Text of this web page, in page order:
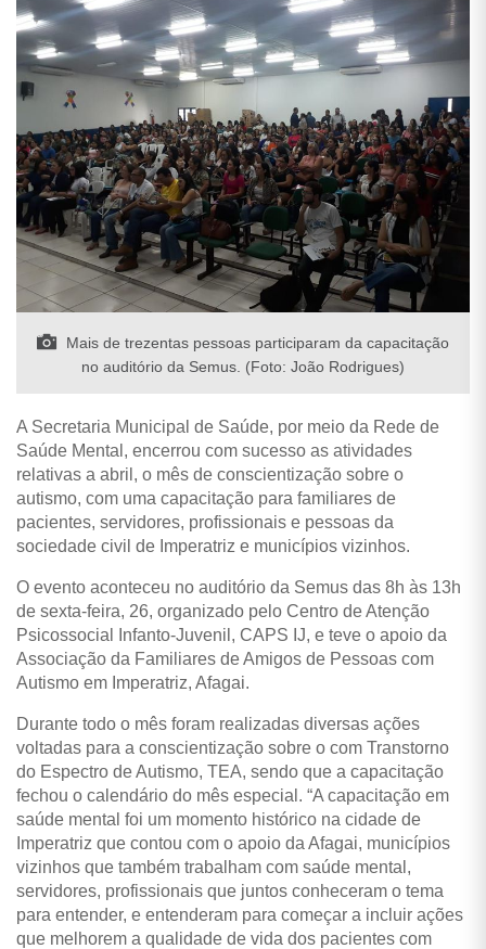
Mais de trezentas pessoas participaram da capacitação
no auditório da Semus. (Foto: João Rodrigues)
A Secretaria Municipal de Saúde, por meio da Rede de
Saúde Mental, encerrou com sucesso as atividades
relativas a abril, o mês de conscientização sobre o
autismo, com uma capacitação para familiares de
pacientes, servidores, profissionais e pessoas da
sociedade civil de Imperatriz e municípios vizinhos.
O evento aconteceu no auditório da Semus das 8h às 13h
de sexta-feira, 26, organizado pelo Centro de Atenção
Psicossocial Infanto-Juvenil, CAPS IJ, e teve o apoio da
Associação da Familiares de Amigos de Pessoas com
Autismo em Imperatriz, Afagai.
Durante todo o mês foram realizadas diversas ações
voltadas para a conscientização sobre o com Transtorno
do Espectro de Autismo, TEA, sendo que a capacitação
fechou o calendário do mês especial. “A capacitação em
saúde mental foi um momento histórico na cidade de
Imperatriz que contou com o apoio da Afagai, municípios
vizinhos que também trabalham com saúde mental,
servidores, profissionais que juntos conheceram o tema
para entender, e entenderam para começar a incluir ações
que melhorem a qualidade de vida dos pacientes com